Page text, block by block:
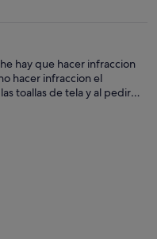
por
persona
hay que hacer infraccion
hacer infraccion el
toallas de tela y al pedir
del cuarto deja mucho